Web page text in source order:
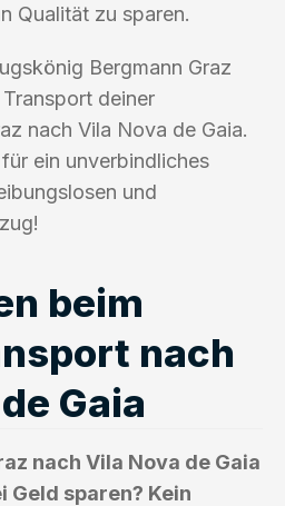
Qualität zu sparen.
Bergmann Graz
deiner
nach Vila Nova de Gaia.
ein unverbindliches
und
beim
nach
Gaia
nach Vila Nova de Gaia
Geld sparen? Kein